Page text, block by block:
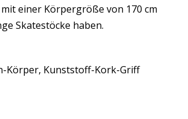
mit einer Körpergröße von 170 cm
Skatestöcke haben.
Körper, Kunststoff-Kork-Griff